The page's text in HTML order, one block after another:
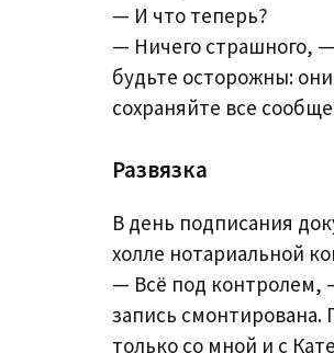
— И что теперь?
— Ничего страшного,
будьте осторожны:
сохраняйте все
Развязка
В день подписания
холле нотариальной
— Всё под контролем,
запись
только со мной и с